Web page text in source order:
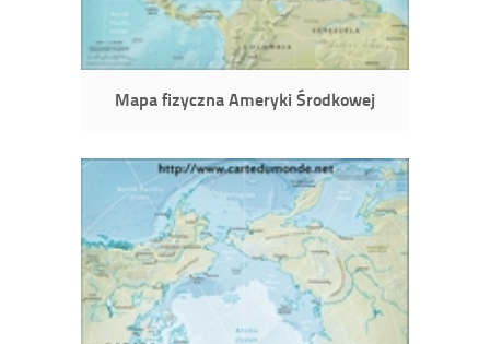
Mapa fizyczna Ameryki Środkowej